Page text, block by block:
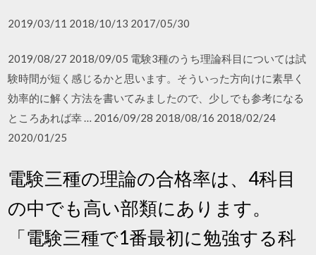
2019/03/11 2018/10/13 2017/05/30
2019/08/27 2018/09/05 電験3種のうち理論科目については試
験時間が短く感じるかと思います。そういった方向けに素早く
効率的に解く方法を書いてみましたので、少しでも参考になる
ところあれば幸 … 2016/09/28 2018/08/16 2018/02/24
2020/01/25
電験三種の理論の合格率は、4科目
の中でも高い部類にあります。
「電験三種で1番最初に勉強する科